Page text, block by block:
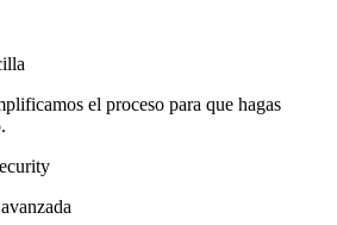
el proceso para que hagas